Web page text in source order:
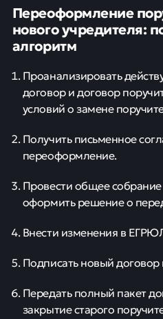
Переоформление
нового учредителя:
алгоритм
Проанализировать
договор и договор
условий о замене
Получить письменное
переоформление.
Провести общее
оформить решение о
Внести изменения в
Подписать новый договор
Передать полный пакет
закрытие старого